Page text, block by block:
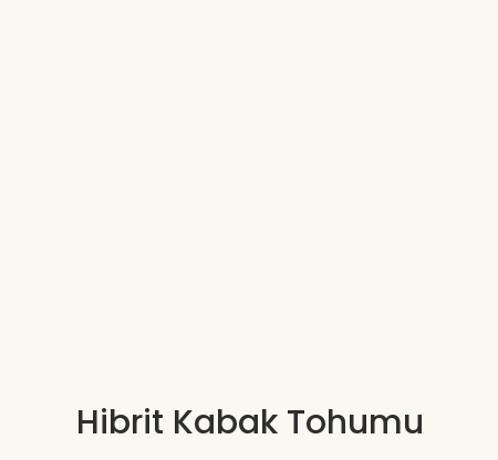
Hibrit Kabak Tohumu